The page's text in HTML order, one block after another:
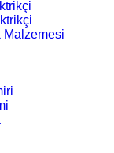
Malzemesi